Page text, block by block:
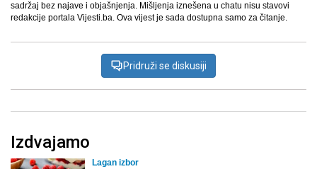
sadržaj bez najave i objašnjenja. Mišljenja iznešena u chatu nisu stavovi
redakcije portala Vijesti.ba. Ova vijest je sada dostupna samo za čitanje.
Pridruži se diskusiji
Izdvajamo
Lagan izbor